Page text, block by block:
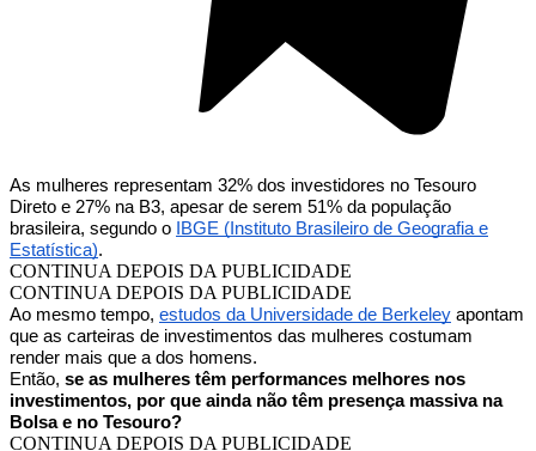
As mulheres representam 32% dos investidores no Tesouro
Direto e 27% na B3, apesar de serem 51% da população
brasileira, segundo o
IBGE (Instituto Brasileiro de Geografia e
Estatística).
CONTINUA DEPOIS DA PUBLICIDADE
CONTINUA DEPOIS DA PUBLICIDADE
Ao mesmo tempo, estudos da Universidade de Berkeley apontam
que as carteiras de investimentos das mulheres costumam
render mais que a dos homens.
Então, se as mulheres têm performances melhores nos
investimentos, por que ainda não têm presença massiva na
Bolsa e no Tesouro?
CONTINUA DEPOIS DA PUBLICIDADE